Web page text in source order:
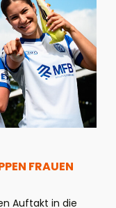
FRAUEN
Auftakt in die